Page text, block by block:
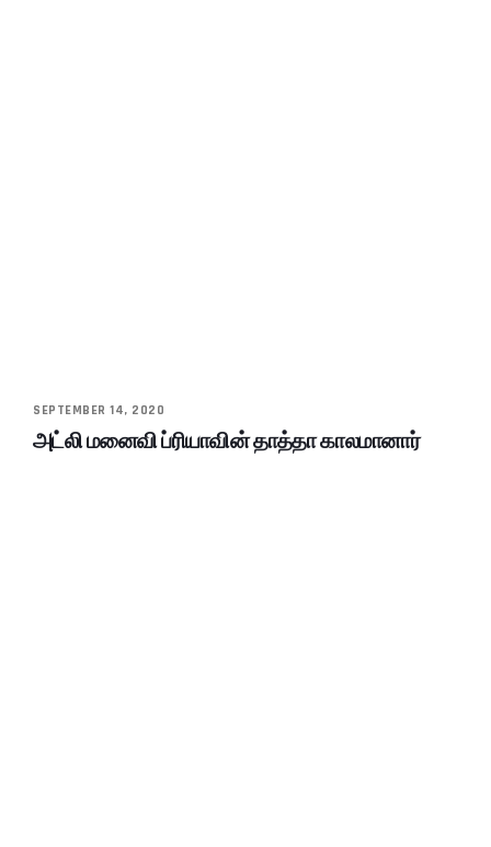
SEPTEMBER 14, 2020
அட்லி மனைவி ப்ரியாவின் தாத்தா காலமானார்